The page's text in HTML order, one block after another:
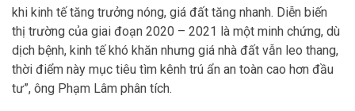
khi kinh tế tăng trưởng nóng, giá đất tăng nhanh. Diễn biến
thị trường của giai đoạn 2020 – 2021 là một minh chứng, dù
dịch bệnh, kinh tế khó khăn nhưng giá nhà đất vẫn leo thang,
thời điểm này mục tiêu tìm kênh trú ẩn an toàn cao hơn đầu
tư”, ông Phạm Lâm phân tích.